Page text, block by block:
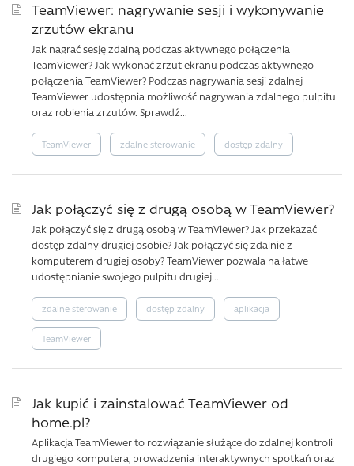
TeamViewer: nagrywanie sesji i wykonywanie
zrzutów ekranu
Jak nagrać sesję zdalną podczas aktywnego połączenia
TeamViewer? Jak wykonać zrzut ekranu podczas aktywnego
połączenia TeamViewer? Podczas nagrywania sesji zdalnej
TeamViewer udostępnia możliwość nagrywania zdalnego pulpitu
oraz robienia zrzutów. Sprawdź...
TeamViewer zdalne sterowanie dostęp zdalny
Jak połączyć się z drugą osobą w TeamViewer?
Jak połączyć się z drugą osobą w TeamViewer? Jak przekazać
dostęp zdalny drugiej osobie? Jak połączyć się zdalnie z
komputerem drugiej osoby? TeamViewer pozwala na łatwe
udostępnianie swojego pulpitu drugiej...
zdalne sterowanie dostęp zdalny aplikacja
TeamViewer
Jak kupić i zainstalować TeamViewer od
home.pl?
Aplikacja TeamViewer to rozwiązanie służące do zdalnej kontroli
drugiego komputera, prowadzenia interaktywnych spotkań oraz